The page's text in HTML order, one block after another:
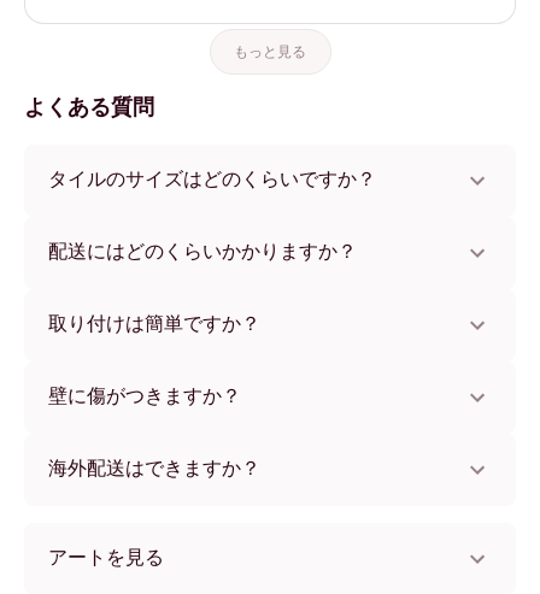
もっと見る
よくある質問
タイルのサイズはどのくらいですか？
フレームカラーからお選びいただけます。
配送にはどのくらいかかりますか？
用いただけます。ご注文後、追跡番号をお知らせします。
取り付けは簡単ですか？
をつけないため、賃貸のお部屋でも安心してお使いいただ
壁に傷がつきますか？
海外配送はできますか？
アートを見る